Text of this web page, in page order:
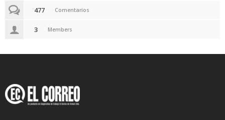
477 Comentarios
3 Members